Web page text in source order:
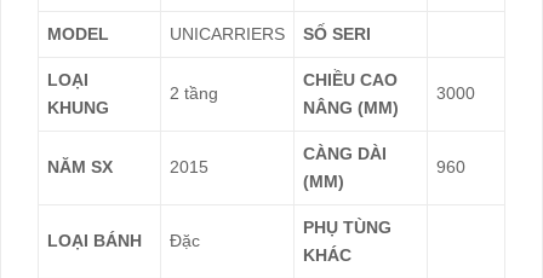
MODEL UNICARRIERS SỐ SERI
LOẠI
KHUNG
2 tầng
CHIỀU CAO
NÂNG (MM)
3000
NĂM SX 2015
CÀNG DÀI
(MM)
960
LOẠI BÁNH Đặc
PHỤ TÙNG
KHÁC